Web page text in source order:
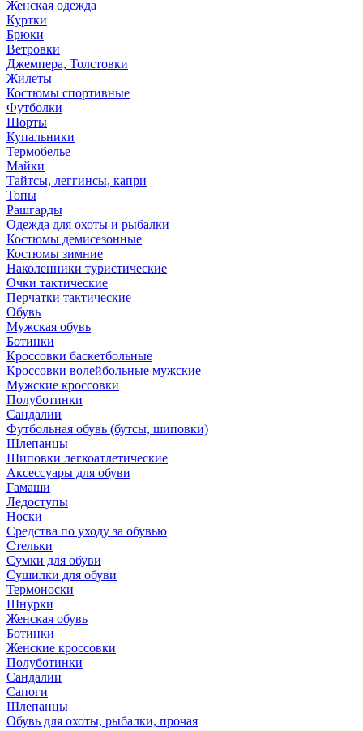
Женская одежда
Куртки
Брюки
Ветровки
Джемпера, Толстовки
Жилеты
Костюмы спортивные
Футболки
Шорты
Купальники
Термобелье
Майки
Тайтсы, леггинсы, капри
Топы
Рашгарды
Одежда для охоты и рыбалки
Костюмы демисезонные
Костюмы зимние
Наколенники туристические
Очки тактические
Перчатки тактические
Обувь
Мужская обувь
Ботинки
Кроссовки баскетбольные
Кроссовки волейбольные мужские
Мужские кроссовки
Полуботинки
Сандалии
Футбольная обувь (бутсы, шиповки)
Шлепанцы
Шиповки легкоатлетические
Аксессуары для обуви
Гамаши
Ледоступы
Носки
Средства по уходу за обувью
Стельки
Сумки для обуви
Сушилки для обуви
Термоноски
Шнурки
Женская обувь
Ботинки
Женские кроссовки
Полуботинки
Сандалии
Сапоги
Шлепанцы
Обувь для охоты, рыбалки, прочая